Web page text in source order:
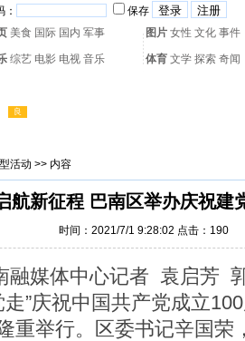
：
保存
美食 国际 国内 军事 图片 女性 文化 事件
综艺 电影 电视 音乐 体育 文学 探索 奇闻
活动 >> 内容
航新征程 巴南区举办庆祝建
时间：2021/7/1 9:28:02 点击： 190
融媒体中心记者 袁启芳
走”庆祝中国共产党成立
重举行。区委书记辛国荣